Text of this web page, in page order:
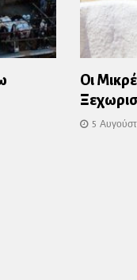
Οι
5